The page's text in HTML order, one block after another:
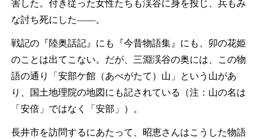
害した。付き従った女性たちも渓谷に身を投じ、兵もみ
な討ち死にした—―。
戦記の『陸奥話記』にも『今昔物語集』にも、卯の花姫
のことは出てこない。だが、三淵渓谷の奥には、この物
語の通り「安部ケ館（あべがたて）山」という山があ
り、国土地理院の地図にも記されている（注：山の名は
「安倍」ではなく「安部」）。
長井市を訪問するにあたって、昭恵さんはこうした物語